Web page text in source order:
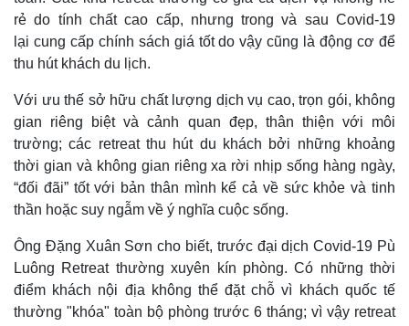
rẻ do tính chất cao cấp, nhưng trong và sau Covid-19
lại cung cấp chính sách giá tốt do vậy cũng là động cơ để
thu hút khách du lịch.
Với ưu thế sở hữu chất lượng dịch vụ cao, trọn gói, không
gian riêng biệt và cảnh quan đẹp, thân thiện với môi
trường; các retreat thu hút du khách bởi những khoảng
thời gian và không gian riêng xa rời nhịp sống hàng ngày,
“đối đãi” tốt với bản thân mình kể cả về sức khỏe và tinh
thần hoặc suy ngẫm về ý nghĩa cuộc sống.
Ông Đặng Xuân Sơn cho biết, trước đại dịch Covid-19 Pù
Luông Retreat thường xuyên kín phòng. Có những thời
điểm khách nội địa không thể đặt chỗ vì khách quốc tế
thường "khóa" toàn bộ phòng trước 6 tháng; vì vậy retreat